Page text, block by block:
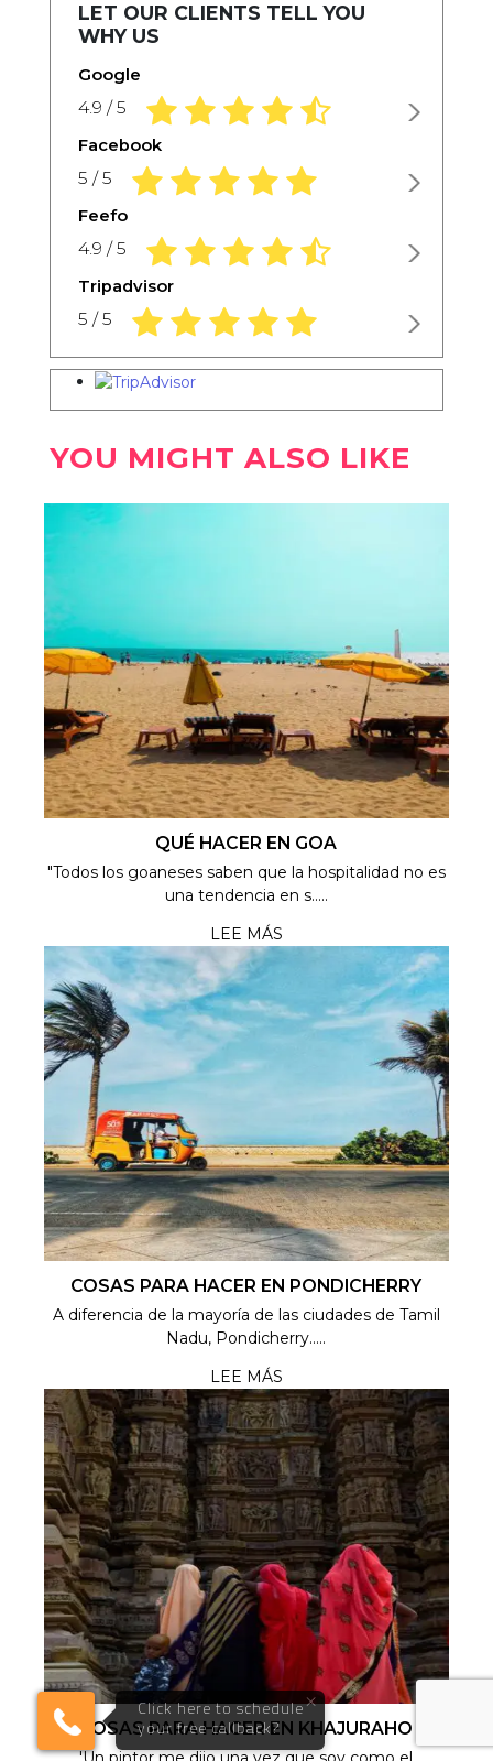
LET OUR CLIENTS TELL YOU
WHY US
Google
4.9 / 5 4,9 rating based on 1.234 ratings
Facebook
5 / 5 5,0 rating based on 1.234 ratings
Feefo
4.9 / 5 4,9 rating based on 1.234 ratings
Tripadvisor
5 / 5 5,0 rating based on 1.234 ratings
YOU MIGHT ALSO LIKE
QUÉ HACER EN GOA
"Todos los goaneses saben que la hospitalidad no es
una tendencia en s.....
LEE MÁS
COSAS PARA HACER EN PONDICHERRY
A diferencia de la mayoría de las ciudades de Tamil
Nadu, Pondicherry.....
LEE MÁS
COSAS PARA HACER EN KHAJURAHO
×
Click here to schedule
your free callback?